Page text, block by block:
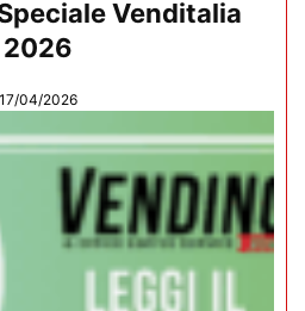
Venditalia
2026
17/04/2026